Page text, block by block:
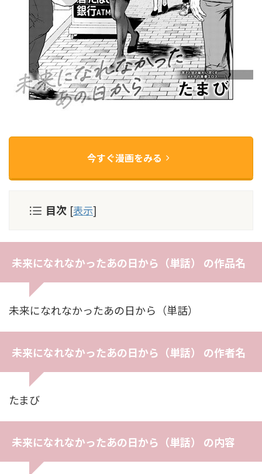
今すぐ漫画をみる
目次 [表示]
未来になれなかったあの日から（単話） の作品名
未来になれなかったあの日から（単話）
未来になれなかったあの日から（単話） の作者名
たまび
未来になれなかったあの日から（単話） の内容